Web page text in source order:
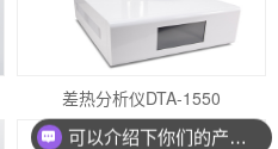
差热分析仪DTA-1550
可以介绍下你们的产品么